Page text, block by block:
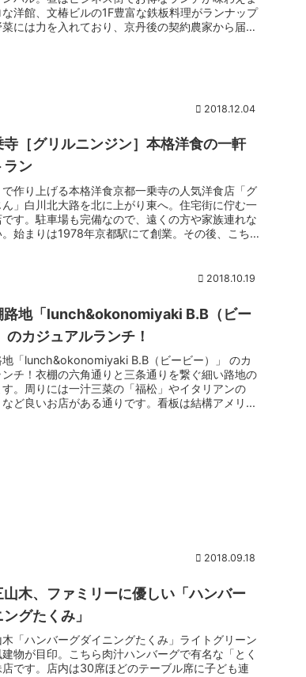
洋館、文椿ビルの1F豊富な鉄板料理がランナップ
には力を入れており、京丹後の契約農家から届く
2018.12.04
［グリルニンジン］本格洋食の一軒
ラン
で作り上げる本格洋食京都一乗寺の人気洋食店「グ
ん」白川北大路を北に上がり東へ。住宅街に佇む一
す。駐車場も完備なので、遠くの方や家族連れな
。始まりは1978年京都駅にて創業。その後、こち
2018.10.19
路地「lunch&okonomiyaki B.B（ビー
のカジュアルランチ！
地「lunch&okonomiyaki B.B（ビービー）」 のカ
チ！衣棚の六角通りと三条通りを繋ぐ細い路地の
。周りには一汁三菜の「福松」やイタリアンの
など良いお店がある通りです。看板は結構アメリ...
2018.09.18
木、ファミリーに優しい「ハンバー
グたくみ」
「ハンバーグダイニングたくみ」ライトグリーン
物が目印。こちら肉汁ハンバーグで有名な「とく
店です。店内は30席ほどのテーブル席に子ども連